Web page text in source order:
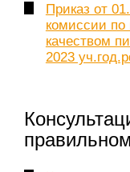
Приказ от
комиссии по
качеством
2023